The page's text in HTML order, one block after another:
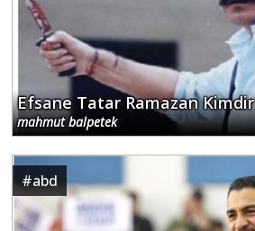
Efsane Tatar Ramazan Kimdir
mahmut balpetek
#abd